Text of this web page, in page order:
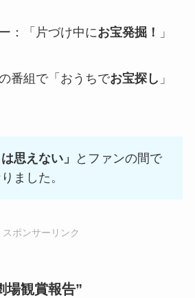
：「片づけ中にお宝発掘！ 」
番組で「おうちでお宝探し 」
思えない」
とファンの間で
ました。
スポンサーリンク
観賞報告”